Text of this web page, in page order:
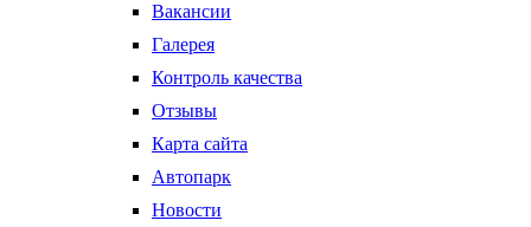
Вакансии
Галерея
Контроль качества
Отзывы
Карта сайта
Автопарк
Новости